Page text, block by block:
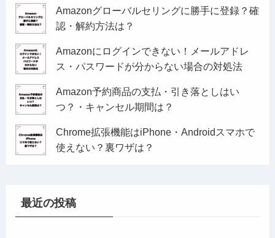
Amazonグローバルセリングに勝手に登録？確
認・解約方法は？
Amazonにログインできない！メールアドレ
ス・パスワードが分からない場合の対処法
Amazon予約商品の支払・引き落としはい
つ？・キャンセル期間は？
Chrome拡張機能はiPhone・Androidスマホで
使えない？裏ワザは？
最近の投稿